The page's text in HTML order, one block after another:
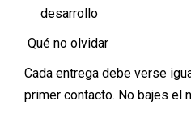
desarrollo
Qué no olvidar
Cada entrega debe verse
primer contacto. No bajes el